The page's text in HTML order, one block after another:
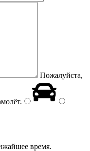
Пожалуйста,
.
время.